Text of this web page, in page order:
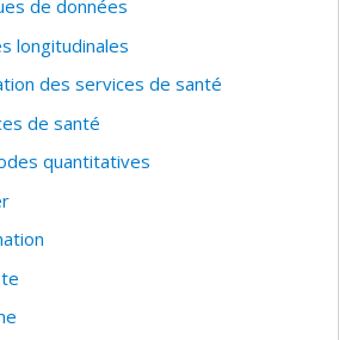
de données
longitudinales
des services de santé
de santé
quantitatives